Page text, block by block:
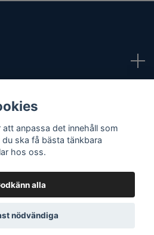
Vassaknivar
anpassa det innehåll som
ska få bästa tänkbara
hos oss.
alla
nödvändiga